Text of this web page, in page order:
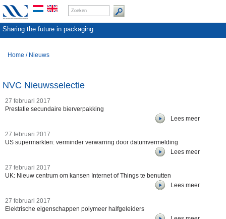
Sharing the future in packaging
Home / Nieuws
NVC Nieuwsselectie
27 februari 2017
Prestatie secundaire bierverpakking
Lees meer
27 februari 2017
US supermarkten: verminder verwarring door datumvermelding
Lees meer
27 februari 2017
UK: Nieuw centrum om kansen Internet of Things te benutten
Lees meer
27 februari 2017
Elektrische eigenschappen polymeer halfgeleiders